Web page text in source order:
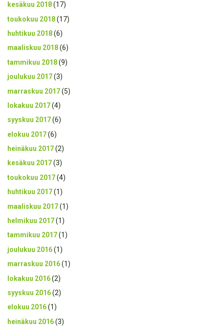
kesäkuu 2018(17)
toukokuu 2018(17)
huhtikuu 2018(6)
maaliskuu 2018(6)
tammikuu 2018(9)
joulukuu 2017(3)
marraskuu 2017(5)
lokakuu 2017(4)
syyskuu 2017(6)
elokuu 2017(6)
heinäkuu 2017(2)
kesäkuu 2017(3)
toukokuu 2017(4)
huhtikuu 2017(1)
maaliskuu 2017(1)
helmikuu 2017(1)
tammikuu 2017(1)
joulukuu 2016(1)
marraskuu 2016(1)
lokakuu 2016(2)
syyskuu 2016(2)
elokuu 2016(1)
heinäkuu 2016(3)